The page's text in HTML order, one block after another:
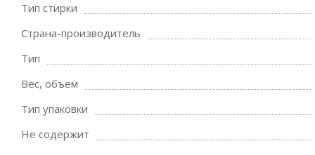
Тип стирки
Страна-производитель
Тип
Вес, объем
Тип упаковки
Не содержит